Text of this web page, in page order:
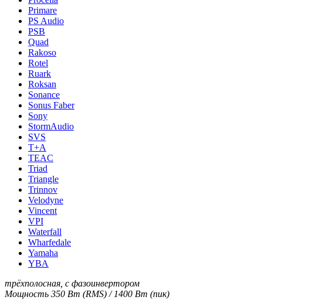
Primare
PS Audio
PSB
Quad
Rakoso
Rotel
Ruark
Roksan
Sonance
Sonus Faber
Sony
StormAudio
SVS
T+A
TEAC
Triad
Triangle
Trinnov
Velodyne
Vincent
VPI
Waterfall
Wharfedale
Yamaha
YBA
трёхполосная, с фазоинвертором
Мощность 350 Вт (RMS) / 1400 Вт (пик)